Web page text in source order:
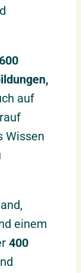
600
auf
Wissen
einem
400